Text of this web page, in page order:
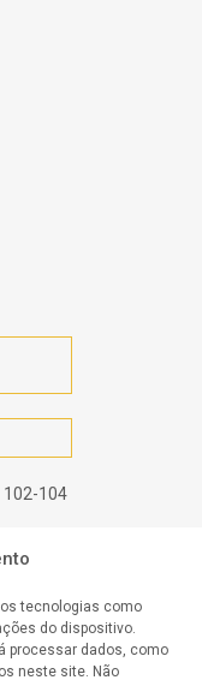
tecnologias como
do dispositivo.
processar dados, como
neste site. Não
102-104